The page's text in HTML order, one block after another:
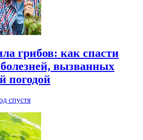
грибов: как спасти
болезней, вызванных
погодой
спустя